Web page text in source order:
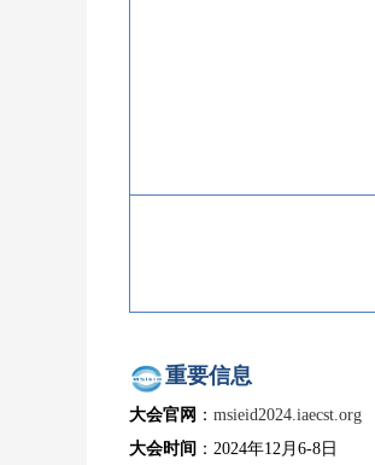
重要信息
大会官网 ： msieid2024.iaecst.org
大会时间 ：2024年12月6-8日